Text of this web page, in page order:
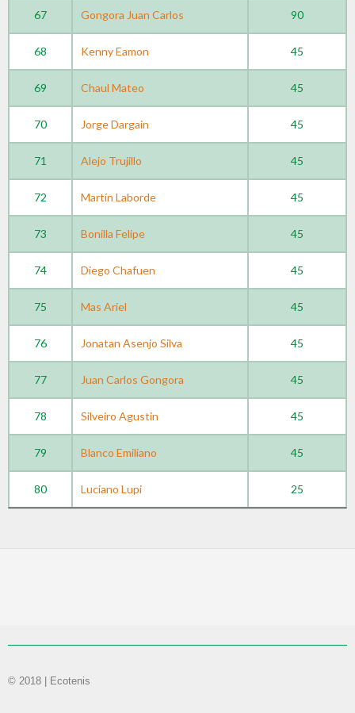
67 Gongora Juan Carlos 90
68 Kenny Eamon 45
69 Chaul Mateo 45
70 Jorge Dargain 45
71 Alejo Trujillo 45
72 Martín Laborde 45
73 Bonilla Felipe 45
74 Diego Chafuen 45
75 Mas Ariel 45
76 Jonatan Asenjo Silva 45
77 Juan Carlos Gongora 45
78 Silveiro Agustin 45
79 Blanco Emiliano 45
80 Luciano Lupi 25
© 2018 | Ecotenis